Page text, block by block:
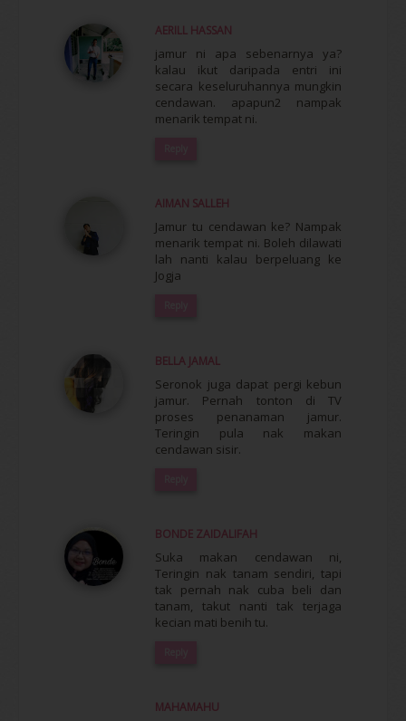
AERILL HASSAN
jamur ni apa sebenarnya ya?
kalau ikut daripada entri ini
secara keseluruhannya mungkin
cendawan. apapun2 nampak
menarik tempat ni.
AIMAN SALLEH
Jamur tu cendawan ke? Nampak
menarik tempat ni. Boleh dilawati
lah nanti kalau berpeluang ke
Jogja
BELLA JAMAL
Seronok juga dapat pergi kebun
jamur. Pernah tonton di TV
proses penanaman jamur.
Teringin pula nak makan
cendawan sisir.
BONDE ZAIDALIFAH
Suka makan cendawan ni,
Teringin nak tanam sendiri, tapi
tak pernah nak cuba beli dan
tanam, takut nanti tak terjaga
kecian mati benih tu.
MAHAMAHU